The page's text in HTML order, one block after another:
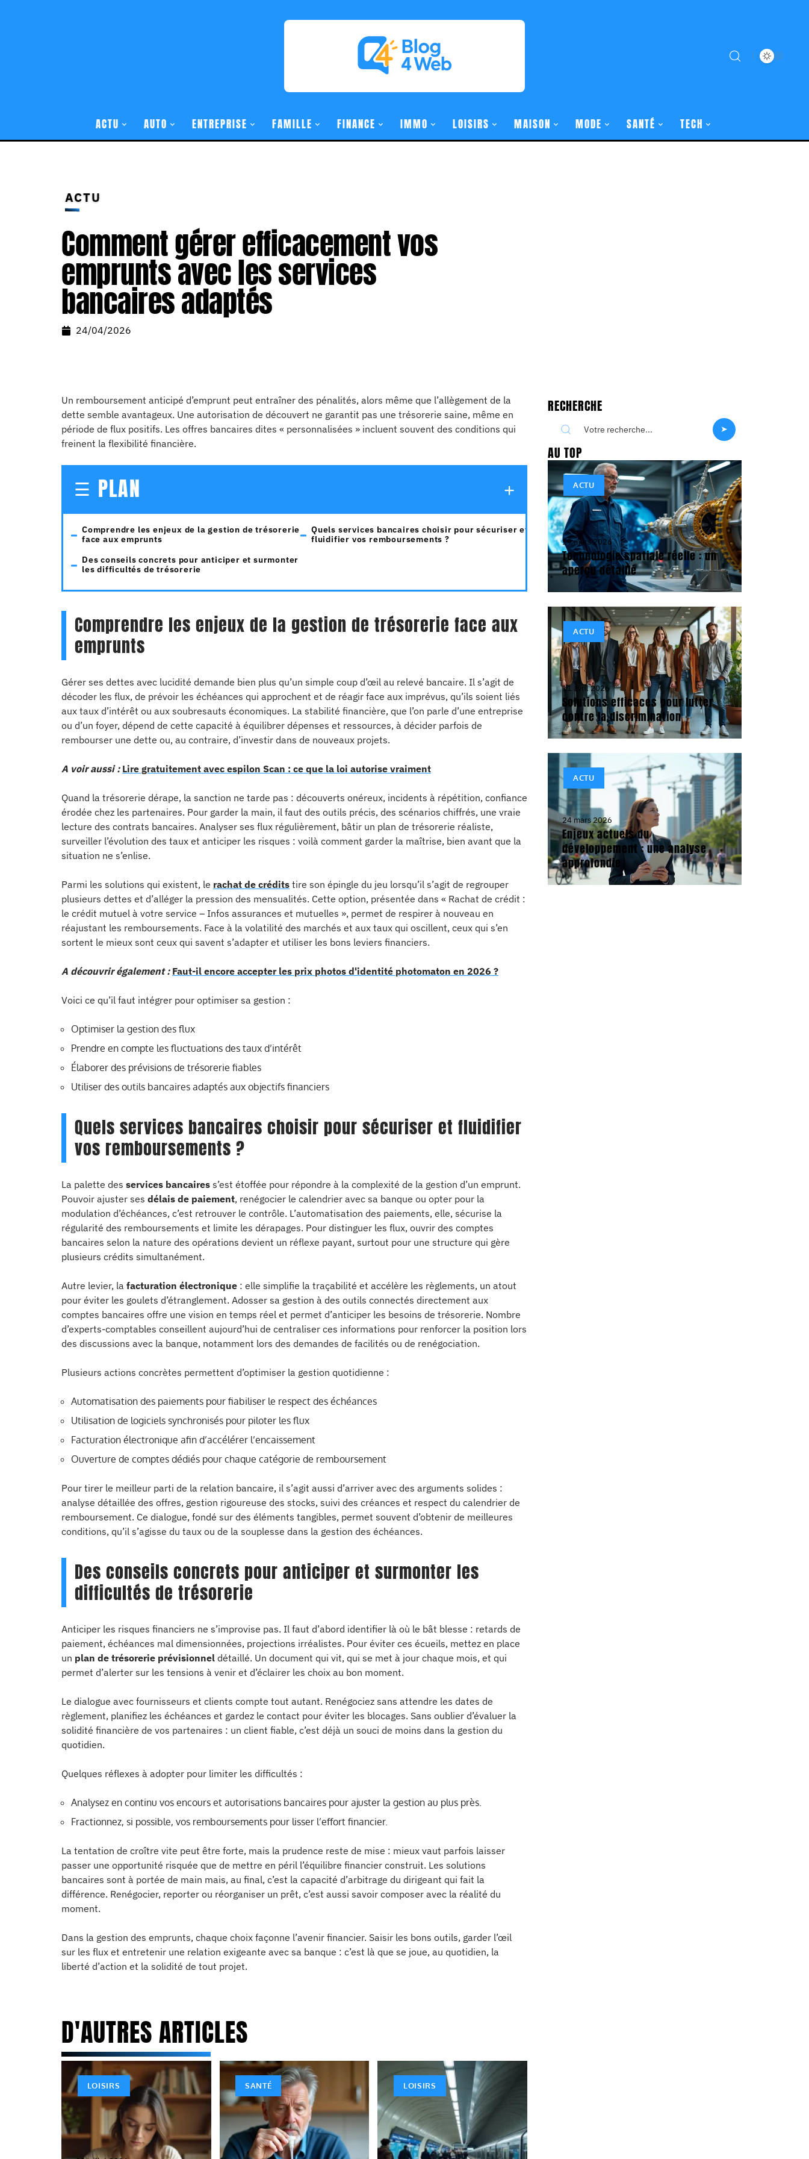
ACTU AUTO ENTREPRISE FAMILLE FINANCE IMMO LOISIRS MAISON MODE SANTÉ TECH
ACTU
Comment gérer efficacement vos
emprunts avec les services
bancaires adaptés
24/04/2026
Un remboursement anticipé d’emprunt peut entraîner des pénalités, alors même que l’allègement de la
dette semble avantageux. Une autorisation de découvert ne garantit pas une trésorerie saine, même en
période de flux positifs. Les offres bancaires dites « personnalisées » incluent souvent des conditions qui
freinent la flexibilité financière.
PLAN
Comprendre les enjeux de la gestion de trésorerie
face aux emprunts
Quels services bancaires choisir pour sécuriser et
fluidifier vos remboursements ?
Des conseils concrets pour anticiper et surmonter
les difficultés de trésorerie
Comprendre les enjeux de la gestion de trésorerie face aux
emprunts
Gérer ses dettes avec lucidité demande bien plus qu’un simple coup d’œil au relevé bancaire. Il s’agit de
décoder les flux, de prévoir les échéances qui approchent et de réagir face aux imprévus, qu’ils soient liés
aux taux d’intérêt ou aux soubresauts économiques. La stabilité financière, que l’on parle d’une entreprise
ou d’un foyer, dépend de cette capacité à équilibrer dépenses et ressources, à décider parfois de
rembourser une dette ou, au contraire, d’investir dans de nouveaux projets.
A voir aussi : Lire gratuitement avec espilon Scan : ce que la loi autorise vraiment
Quand la trésorerie dérape, la sanction ne tarde pas : découverts onéreux, incidents à répétition, confiance
érodée chez les partenaires. Pour garder la main, il faut des outils précis, des scénarios chiffrés, une vraie
lecture des contrats bancaires. Analyser ses flux régulièrement, bâtir un plan de trésorerie réaliste,
surveiller l’évolution des taux et anticiper les risques : voilà comment garder la maîtrise, bien avant que la
situation ne s’enlise.
Parmi les solutions qui existent, le rachat de crédits tire son épingle du jeu lorsqu’il s’agit de regrouper
plusieurs dettes et d’alléger la pression des mensualités. Cette option, présentée dans « Rachat de crédit :
le crédit mutuel à votre service – Infos assurances et mutuelles », permet de respirer à nouveau en
réajustant les remboursements. Face à la volatilité des marchés et aux taux qui oscillent, ceux qui s’en
sortent le mieux sont ceux qui savent s’adapter et utiliser les bons leviers financiers.
A découvrir également : Faut-il encore accepter les prix photos d'identité photomaton en 2026 ?
Voici ce qu’il faut intégrer pour optimiser sa gestion :
Optimiser la gestion des flux
Prendre en compte les fluctuations des taux d’intérêt
Élaborer des prévisions de trésorerie fiables
Utiliser des outils bancaires adaptés aux objectifs financiers
Quels services bancaires choisir pour sécuriser et fluidifier
vos remboursements ?
La palette des services bancaires s’est étoffée pour répondre à la complexité de la gestion d’un emprunt.
Pouvoir ajuster ses délais de paiement, renégocier le calendrier avec sa banque ou opter pour la
modulation d’échéances, c’est retrouver le contrôle. L’automatisation des paiements, elle, sécurise la
régularité des remboursements et limite les dérapages. Pour distinguer les flux, ouvrir des comptes
bancaires selon la nature des opérations devient un réflexe payant, surtout pour une structure qui gère
plusieurs crédits simultanément.
Autre levier, la facturation électronique : elle simplifie la traçabilité et accélère les règlements, un atout
pour éviter les goulets d’étranglement. Adosser sa gestion à des outils connectés directement aux
comptes bancaires offre une vision en temps réel et permet d’anticiper les besoins de trésorerie. Nombre
d’experts-comptables conseillent aujourd’hui de centraliser ces informations pour renforcer la position lors
des discussions avec la banque, notamment lors des demandes de facilités ou de renégociation.
Plusieurs actions concrètes permettent d’optimiser la gestion quotidienne :
Automatisation des paiements pour fiabiliser le respect des échéances
Utilisation de logiciels synchronisés pour piloter les flux
Facturation électronique afin d’accélérer l’encaissement
Ouverture de comptes dédiés pour chaque catégorie de remboursement
Pour tirer le meilleur parti de la relation bancaire, il s’agit aussi d’arriver avec des arguments solides :
analyse détaillée des offres, gestion rigoureuse des stocks, suivi des créances et respect du calendrier de
remboursement. Ce dialogue, fondé sur des éléments tangibles, permet souvent d’obtenir de meilleures
conditions, qu’il s’agisse du taux ou de la souplesse dans la gestion des échéances.
Des conseils concrets pour anticiper et surmonter les
difficultés de trésorerie
Anticiper les risques financiers ne s’improvise pas. Il faut d’abord identifier là où le bât blesse : retards de
paiement, échéances mal dimensionnées, projections irréalistes. Pour éviter ces écueils, mettez en place
un plan de trésorerie prévisionnel détaillé. Un document qui vit, qui se met à jour chaque mois, et qui
permet d’alerter sur les tensions à venir et d’éclairer les choix au bon moment.
Le dialogue avec fournisseurs et clients compte tout autant. Renégociez sans attendre les dates de
règlement, planifiez les échéances et gardez le contact pour éviter les blocages. Sans oublier d’évaluer la
solidité financière de vos partenaires : un client fiable, c’est déjà un souci de moins dans la gestion du
quotidien.
Quelques réflexes à adopter pour limiter les difficultés :
Analysez en continu vos encours et autorisations bancaires pour ajuster la gestion au plus près.
Fractionnez, si possible, vos remboursements pour lisser l’effort financier.
La tentation de croître vite peut être forte, mais la prudence reste de mise : mieux vaut parfois laisser
passer une opportunité risquée que de mettre en péril l’équilibre financier construit. Les solutions
bancaires sont à portée de main mais, au final, c’est la capacité d’arbitrage du dirigeant qui fait la
différence. Renégocier, reporter ou réorganiser un prêt, c’est aussi savoir composer avec la réalité du
moment.
Dans la gestion des emprunts, chaque choix façonne l’avenir financier. Saisir les bons outils, garder l’œil
sur les flux et entretenir une relation exigeante avec sa banque : c’est là que se joue, au quotidien, la
liberté d’action et la solidité de tout projet.
D'AUTRES ARTICLES
LOISIRS SANTÉ LOISIRS
RECHERCHE
AU TOP
ACTU
19 mars 2026
Technologie spatiale réelle : un
aperçu détaillé
ACTU
11 avril 2026
Solutions efficaces pour lutter
contre la discrimination
ACTU
24 mars 2026
Enjeux actuels du
développement : une analyse
approfondie